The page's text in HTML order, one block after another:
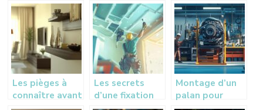
rejeter les eaux
usees
reparer ?
marquage
parfait
Les pièges à
connaître avant
d’installer vos
Les secrets
d’une fixation
reussie :
Montage d’un
palan pour
changer un